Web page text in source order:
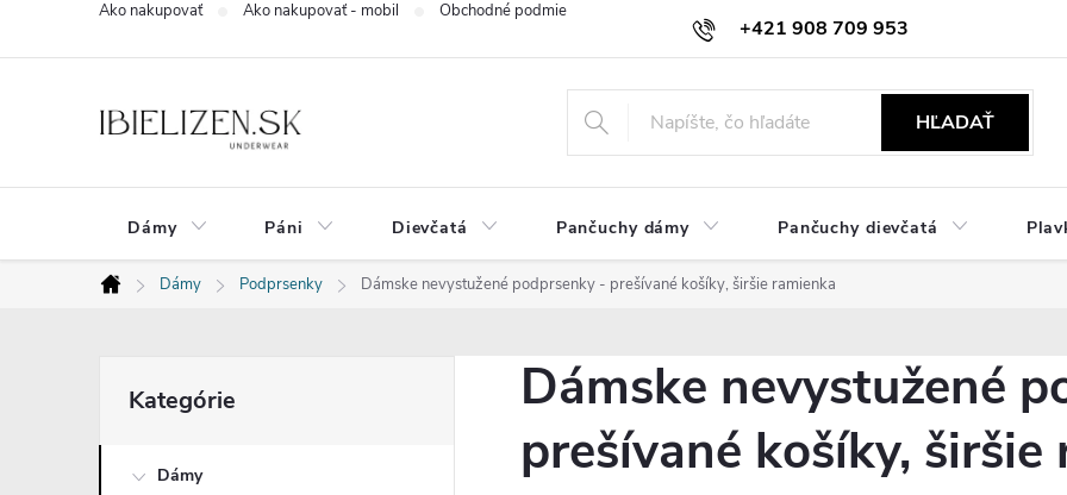
+421 908 709 953
objednavky@ibielizen.sk
Ako nakupovať Ako nakupovať - mobil Obchodné podmienky
HĽADAŤ
Dámy Páni Dievčatá Pančuchy dámy Pančuchy dievčatá
Domov
Dámy Podprsenky Dámske nevystužené podprsenky - prešívané košíky, širšie ramienka
o
kategórie
Kategórie
Dámy
Dámske nevystužené
prešívané košíky, širšie